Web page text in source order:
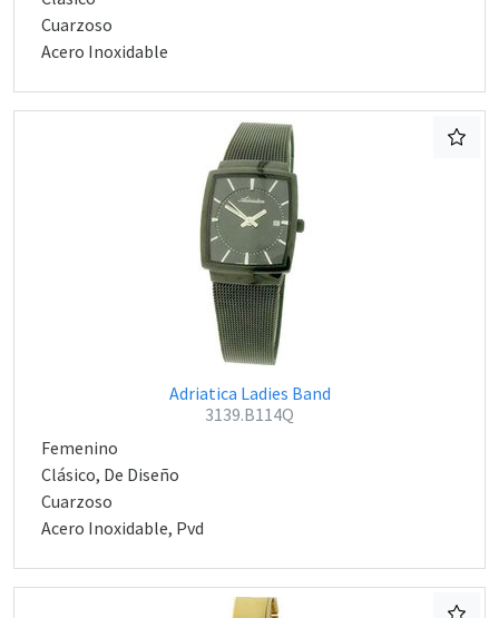
Cuarzoso
Acero Inoxidable
Adriatica Ladies Band
3139.B114Q
Femenino
Clásico, De Diseño
Cuarzoso
Acero Inoxidable, Pvd